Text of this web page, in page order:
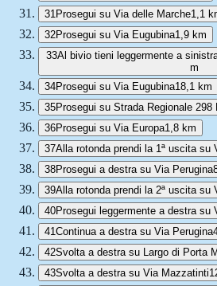
31 Prosegui su Via delle Marche1,1
32Prosegui su Via Eugubina1,9 km
33Al bivio tieni leggermente a
m
34Prosegui su Via Eugubina18,1 km
35Prosegui su Strada Regionale 298
36Prosegui su Via Europa1,8 km
37Alla rotonda prendi la 1ª uscita su
38Prosegui a destra su Via Perugina
39Alla rotonda prendi la 2ª uscita su
40Prosegui leggermente a destra su
41Continua a destra su Via Perugina
42Svolta a destra su Largo di Porta
43Svolta a destra su Via Mazzatinti